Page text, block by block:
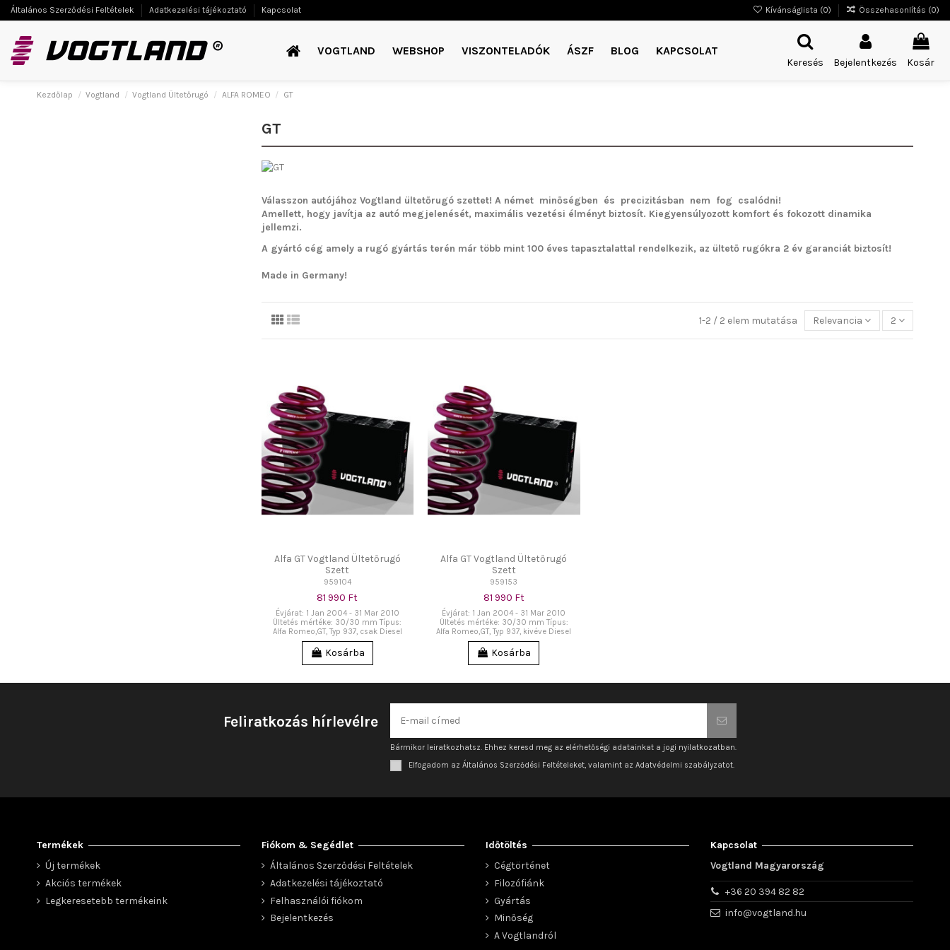
Általános Szerződési Feltételek Adatkezelési tájékoztató Kapcsolat Kívánságlista (0) Összehasonlítás (0)
VOGTLAND WEBSHOP VISZONTELADÓK ÁSZF BLOG KAPCSOLAT
Keresés Bejelentkezés Kosár
Kezdőlap Vogtland Vogtland Ültetőrugó ALFA ROMEO GT
GT
Válasszon autójához Vogtland ültetőrugó szettet! A német minőségben és precizitásban nem fog csalódni!
Amellett, hogy javítja az autó megjelenését, maximális vezetési élményt biztosít. Kiegyensúlyozott komfort és fokozott dinamika
jellemzi.
A gyártó cég amely a rugó gyártás terén már több mint 100 éves tapasztalattal rendelkezik, az ültető rugókra 2 év garanciát biztosít!
Made in Germany!
1-2 / 2 elem mutatása Relevancia 2
Alfa GT Vogtland Ültetőrugó
Szett
959104
81 990 Ft
Évjárat: 1 Jan 2004 - 31 Mar 2010
Ültetés mértéke: 30/30 mm Típus:
Alfa Romeo,GT, Typ 937, csak Diesel
Kosárba
Alfa GT Vogtland Ültetőrugó
Szett
959153
81 990 Ft
Évjárat: 1 Jan 2004 - 31 Mar 2010
Ültetés mértéke: 30/30 mm Típus:
Alfa Romeo,GT, Typ 937, kivéve Diesel
Kosárba
Feliratkozás hírlevélre
Bármikor leiratkozhatsz. Ehhez keresd meg az elérhetőségi adatainkat a jogi nyilatkozatban.
Elfogadom az Általános Szerződési Feltételeket, valamint az Adatvédelmi szabályzatot.
Termékek
Új termékek
Akciós termékek
Legkeresetebb termékeink
Fiókom & Segédlet
Általános Szerződési Feltételek
Adatkezelési tájékoztató
Felhasználói fiókom
Bejelentkezés
Időtöltés
Cégtörténet
Filozófiánk
Gyártás
Minőség
A Vogtlandról
Kapcsolat
Vogtland Magyarország
+36 20 394 82 82
info@vogtland.hu